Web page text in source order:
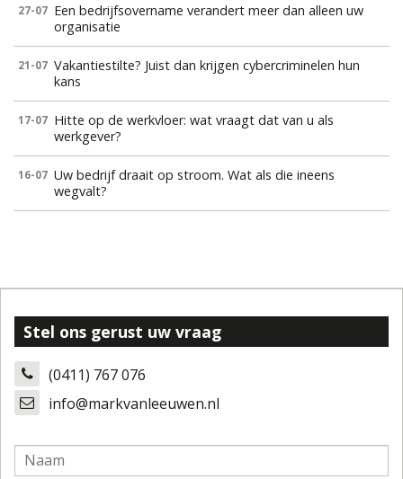
27-07 Een bedrijfsovername verandert meer dan alleen uw
organisatie
21-07 Vakantiestilte? Juist dan krijgen cybercriminelen hun
kans
17-07 Hitte op de werkvloer: wat vraagt dat van u als
werkgever?
16-07 Uw bedrijf draait op stroom. Wat als die ineens
wegvalt?
Stel ons gerust uw vraag
(0411) 767 076
info@markvanleeuwen.nl